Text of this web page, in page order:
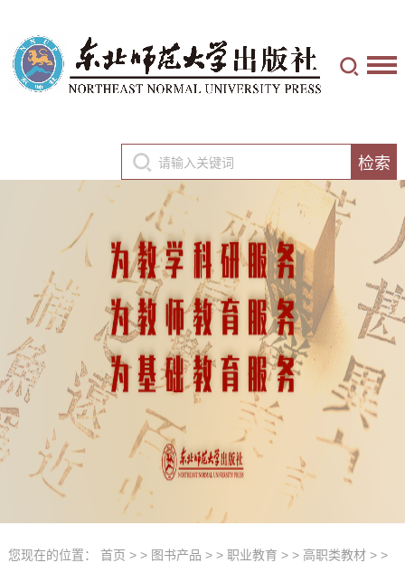
您现在的位置： 首页 > > 图书产品 > > 职业教育 > > 高职类教材> >